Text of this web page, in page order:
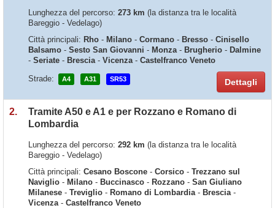
Lunghezza del percorso: 273 km (la distanza tra le località
Bareggio - Vedelago)
Città principali: Rho - Milano - Cormano - Bresso - Cinisello
Balsamo - Sesto San Giovanni - Monza- Brugherio - Dalmine
- Seriate - Brescia- Vicenza- Castelfranco Veneto
Strade:
A4 A31 SR53 Dettagli
2.
Tramite A50 e A1 e per Rozzano e Romano di
Lombardia
Lunghezza del percorso: 292 km (la distanza tra le località
Bareggio - Vedelago)
Città principali: Cesano Boscone - Corsico - Trezzano sul
Naviglio - Milano - Buccinasco - Rozzano - San Giuliano
Milanese - Treviglio - Romano di Lombardia- Brescia-
Vicenza- Castelfranco Veneto